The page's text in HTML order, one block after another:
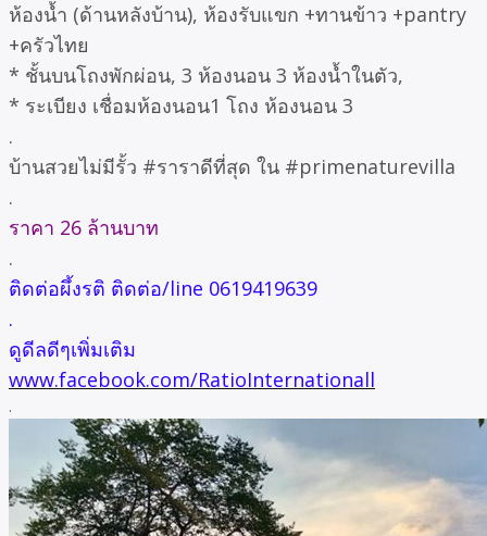
ห้องน้ำ (ด้านหลังบ้าน), ห้องรับแขก +ทานข้าว +pantry
+ครัวไทย
* ชั้นบนโถงพักผ่อน, 3 ห้องนอน 3 ห้องน้ำในตัว,
* ระเบียง เชื่อมห้องนอน1 โถง ห้องนอน 3
.
บ้านสวยไม่มีรั้ว #ราราดีที่สุด ใน #primenaturevilla
.
ราคา 26 ล้านบาท
.
ติดต่อผึ้งรติ ติดต่อ/line 0619419639
.
ดูดีลดีๆเพิ่มเติม
www.facebook.com/RatioInternationall
.